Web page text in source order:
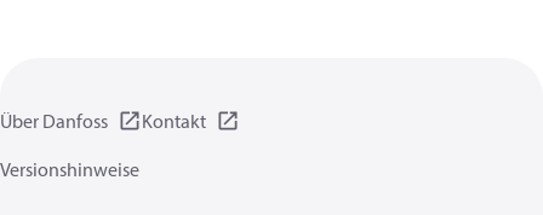
Über Danfoss
Kontakt
Versionshinweise